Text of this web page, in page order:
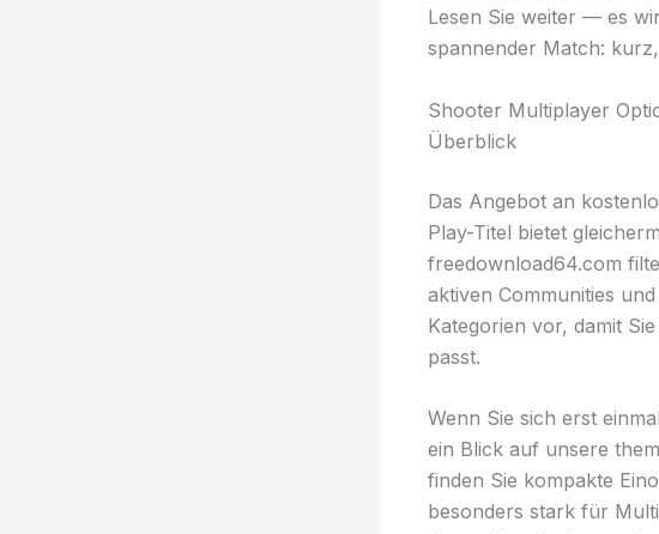
Lesen Sie weiter — es
spannender Match:
Shooter Multiplayer
Überblick
Das Angebot an
Play-Titel bietet
freedownload64.com
aktiven Communities
Kategorien vor, damit
passt.
Wenn Sie sich erst
ein Blick auf unsere
finden Sie kompakte
besonders stark für